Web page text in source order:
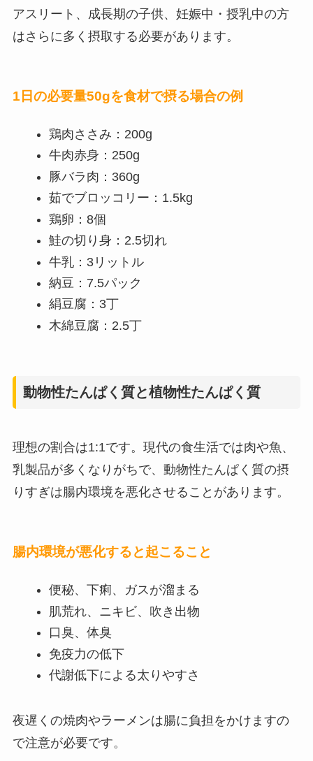
アスリート、成長期の子供、妊娠中・授乳中の方
はさらに多く摂取する必要があります。
1日の必要量50gを食材で摂る場合の例
鶏肉ささみ：200g
牛肉赤身：250g
豚バラ肉：360g
茹でブロッコリー：1.5kg
鶏卵：8個
鮭の切り身：2.5切れ
牛乳：3リットル
納豆：7.5パック
絹豆腐：3丁
木綿豆腐：2.5丁
動物性たんぱく質と植物性たんぱく質
理想の割合は1:1です。現代の食生活では肉や魚、
乳製品が多くなりがちで、動物性たんぱく質の摂
りすぎは腸内環境を悪化させることがあります。
腸内環境が悪化すると起こること
便秘、下痢、ガスが溜まる
肌荒れ、ニキビ、吹き出物
口臭、体臭
免疫力の低下
代謝低下による太りやすさ
夜遅くの焼肉やラーメンは腸に負担をかけますの
で注意が必要です。